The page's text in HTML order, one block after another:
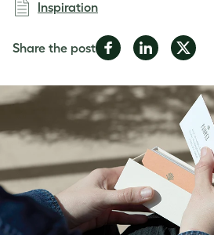
Inspiration
Share the postShare
Facebook
Share
LinkedIn
Share
Twitter